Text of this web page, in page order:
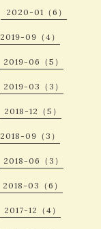
2020-01（6）
2019-09（4）
2019-06（5）
2019-03（3）
2018-12（5）
2018-09（3）
2018-06（3）
2018-03（6）
2017-12（4）